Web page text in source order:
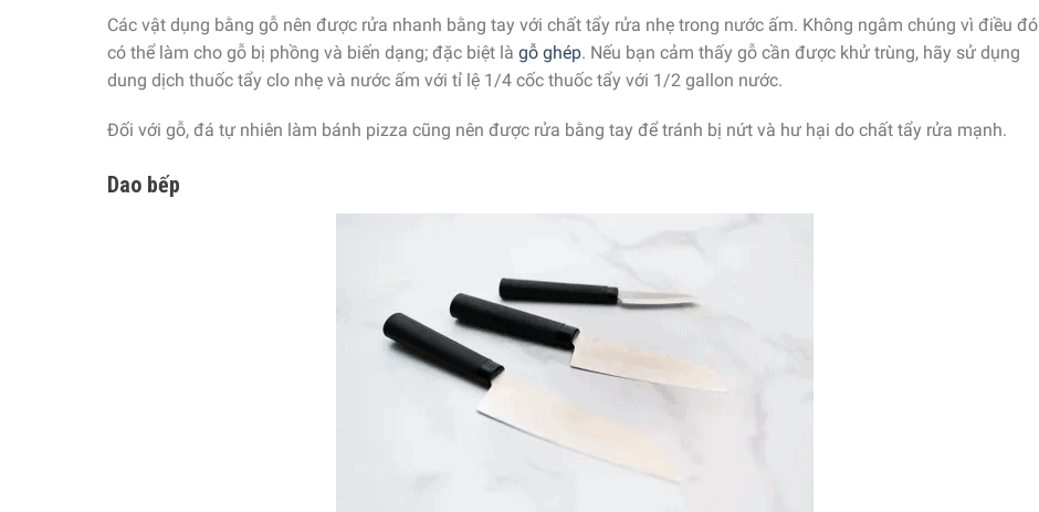
Các vật dụng bằng gỗ nên được rửa nhanh bằng tay với chất tẩy rửa nhẹ trong nước ấm. Không ngâm chúng vì điều đó
có thể làm cho gỗ bị phồng và biến dạng; đặc biệt là gỗ ghép. Nếu bạn cảm thấy gỗ cần được khử trùng, hãy sử dụng
dung dịch thuốc tẩy clo nhẹ và nước ấm với tỉ lệ 1/4 cốc thuốc tẩy với 1/2 gallon nước.
Đối với gỗ, đá tự nhiên làm bánh pizza cũng nên được rửa bằng tay để tránh bị nứt và hư hại do chất tẩy rửa mạnh.
Dao bếp